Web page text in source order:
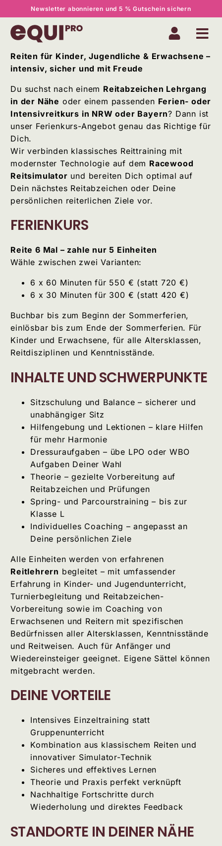
Newsletter abonnieren und 5 % Gutschein sichern
Reiten für Kinder, Jugendliche & Erwachsene –
intensiv, sicher und mit Freude
Du suchst nach einem Reitabzeichen Lehrgang
in der Nähe oder einem passenden Ferien- oder
Intensivreitkurs in NRW oder Bayern? Dann ist
unser Ferienkurs-Angebot genau das Richtige für
Dich.
Wir verbinden klassisches Reittraining mit
modernster Technologie auf dem Racewood
Reitsimulator und bereiten Dich optimal auf
Dein nächstes Reitabzeichen oder Deine
persönlichen reiterlichen Ziele vor.
FERIENKURS
Reite 6 Mal – zahle nur 5 Einheiten
Wähle zwischen zwei Varianten:
6 x 60 Minuten für 550 € (statt 720 €)
6 x 30 Minuten für 300 € (statt 420 €)
Buchbar bis zum Beginn der Sommerferien,
einlösbar bis zum Ende der Sommerferien. Für
Kinder und Erwachsene, für alle Altersklassen,
Reitdisziplinen und Kenntnisstände.
INHALTE UND SCHWERPUNKTE
Sitzschulung und Balance – sicherer und
unabhängiger Sitz
Hilfengebung und Lektionen – klare Hilfen
für mehr Harmonie
Dressuraufgaben – übe LPO oder WBO
Aufgaben Deiner Wahl
Theorie – gezielte Vorbereitung auf
Reitabzeichen und Prüfungen
Spring- und Parcourstraining – bis zur
Klasse L
Individuelles Coaching – angepasst an
Deine persönlichen Ziele
Alle Einheiten werden von erfahrenen
Reitlehrern begleitet – mit umfassender
Erfahrung in Kinder- und Jugendunterricht,
Turnierbegleitung und Reitabzeichen-
Vorbereitung sowie im Coaching von
Erwachsenen und Reitern mit spezifischen
Bedürfnissen aller Altersklassen, Kenntnisstände
und Reitweisen. Auch für Anfänger und
Wiedereinsteiger geeignet. Eigene Sättel können
mitgebracht werden.
DEINE VORTEILE
Intensives Einzeltraining statt
Gruppenunterricht
Kombination aus klassischem Reiten und
innovativer Simulator-Technik
Sicheres und effektives Lernen
Theorie und Praxis perfekt verknüpft
Nachhaltige Fortschritte durch
Wiederholung und direktes Feedback
STANDORTE IN DEINER NÄHE